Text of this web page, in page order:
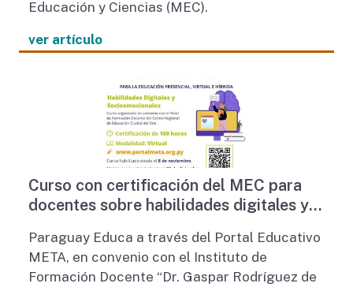
Educación y Ciencias (MEC).
ver artículo
Curso con certificación del MEC para
docentes sobre habilidades digitales y
Paraguay Educa a través del Portal Educativo
META, en convenio con el Instituto de
Formación Docente “Dr. Gaspar Rodríguez de